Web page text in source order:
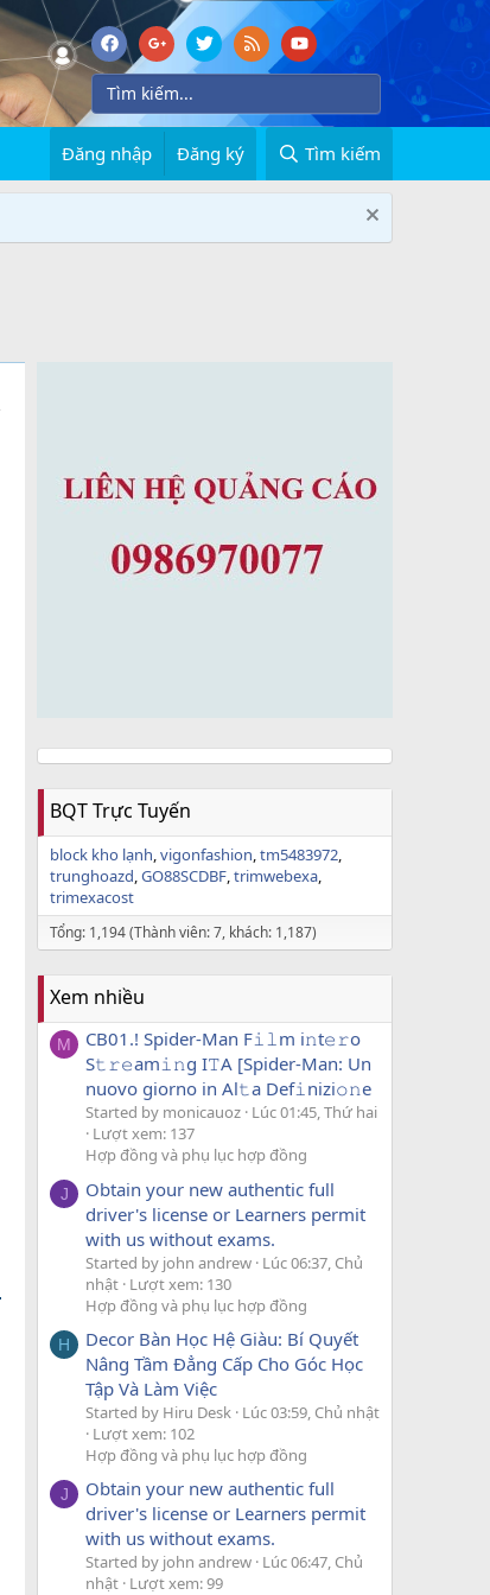
Đăng nhập Đăng ký Tìm kiếm
BQT Trực Tuyến
block kho lạnh vigonfashion tm5483972
trunghoazd GO88SCDBF trimwebexa
trimexacost
Tổng: 1,194 (Thành viên: 7, khách: 1,187)
Xem nhiều
M
CB01.! Spider-Man F𝚒𝚕m i𝚗t𝚎𝚛o
S𝚝𝚛𝚎am𝚒𝚗g I𝚃A [Spider-Man: Un
nuovo giorno in Al𝚝a Def𝚒nizi𝚘𝚗e
Started by monicauoz Lúc 01:45, Thứ hai
Lượt xem: 137
Hợp đồng và phụ lục hợp đồng
J
Obtain your new authentic full
driver's license or Learners permit
with us without exams.
Started by john andrew Lúc 06:37, Chủ
nhật Lượt xem: 130
Hợp đồng và phụ lục hợp đồng
H
Decor Bàn Học Hệ Giàu: Bí Quyết
Nâng Tầm Đẳng Cấp Cho Góc Học
Tập Và Làm Việc
Started by Hiru Desk Lúc 03:59, Chủ nhật
Lượt xem: 102
Hợp đồng và phụ lục hợp đồng
J
Obtain your new authentic full
driver's license or Learners permit
with us without exams.
Started by john andrew Lúc 06:47, Chủ
nhật Lượt xem: 99